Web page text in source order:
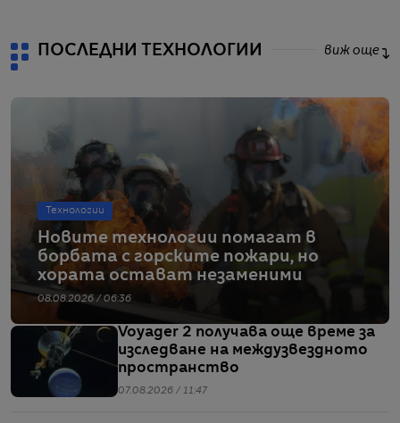
ПОСЛЕДНИ ТЕХНОЛОГИИ виж още
Технологии
Новите технологии помагат в
борбата с горските пожари, но
хората остават незаменими
08.08.2026 / 06:36
Voyager 2 получава още време за
изследване на междузвездното
пространство
07.08.2026 / 11:47